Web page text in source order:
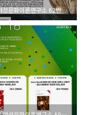
2023 여성문화이론연구소 62번째 가을강좌